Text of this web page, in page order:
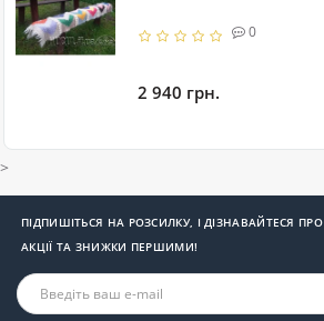
0
2 940 грн.
>
ПІДПИШІТЬСЯ НА РОЗСИЛКУ, І ДІЗНАВАЙТЕСЯ ПРО
АКЦІЇ ТА ЗНИЖКИ ПЕРШИМИ!